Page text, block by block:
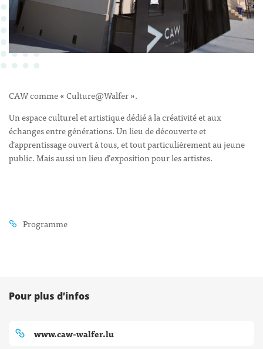
CAW comme « Culture@Walfer ».
Un espace culturel et artistique dédié à la créativité et aux
échanges entre générations. Un lieu de découverte et
d’apprentissage ouvert à tous, et tout particulièrement au jeune
public. Mais aussi un lieu d’exposition pour les artistes.
Programme
Pour plus d’infos
www.caw-walfer.lu